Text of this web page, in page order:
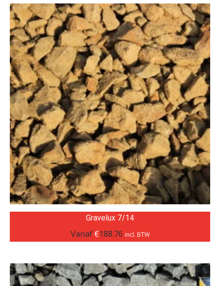
Gravelux 7/14
Vanaf €188.76 incl. BTW